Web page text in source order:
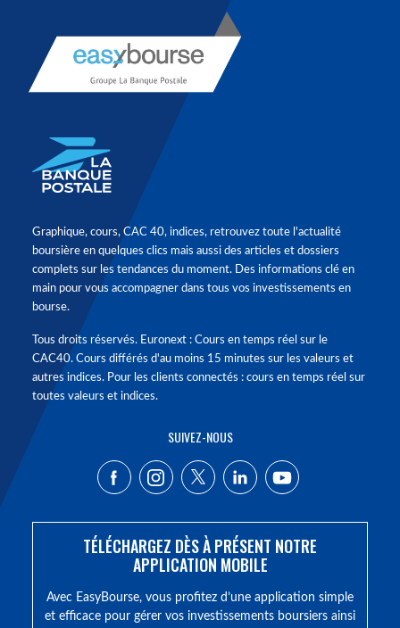
Graphique, cours, CAC 40, indices, retrouvez toute l'actualité
boursière en quelques clics mais aussi des articles et dossiers
complets sur les tendances du moment. Des informations clé en
main pour vous accompagner dans tous vos investissements en
bourse.
Tous droits réservés. Euronext : Cours en temps réel sur le
CAC40. Cours différés d'au moins 15 minutes sur les valeurs et
autres indices. Pour les clients connectés : cours en temps réel sur
toutes valeurs et indices.
SUIVEZ-NOUS
TÉLÉCHARGEZ DÈS À PRÉSENT NOTRE
APPLICATION MOBILE
Avec EasyBourse, vous profitez d’une application simple
et efficace pour gérer vos investissements boursiers ainsi